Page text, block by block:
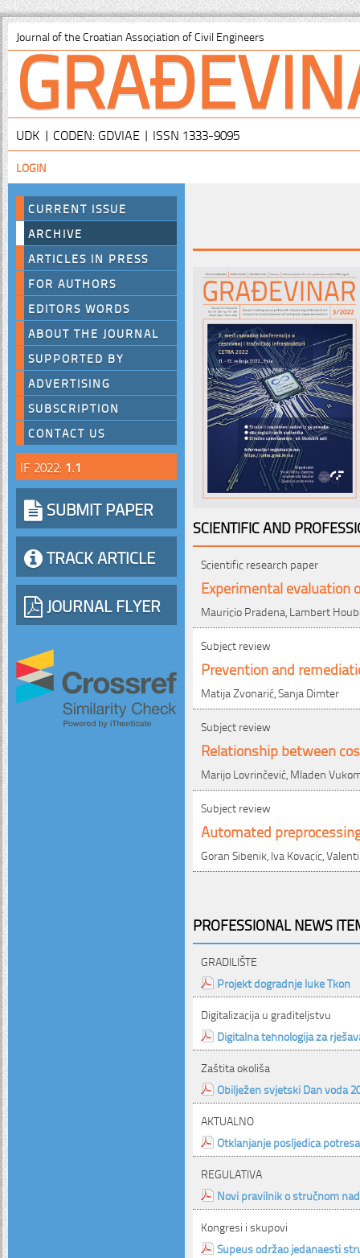
Journal of the Croatian Association of Civil Engineers
UDK | CODEN: GDVIAE | ISSN 1333-9095
LOGIN
CURRENT ISSUE
ARCHIVE
ARTICLES IN PRESS
FOR AUTHORS
EDITORS WORDS
ABOUT THE JOURNAL
SUPPORTED BY
ADVERTISING
SUBSCRIPTION
CONTACT US
IF 2022: 1.1
SUBMIT PAPER
TRACK ARTICLE
JOURNAL FLYER
SCIENTIFIC AND
Scientific research paper
Experimental evaluation
Mauricio Pradena, Lambert
Subject review
Prevention and
Matija Zvonarić, Sanja Dimter
Subject review
Relationship between
Marijo Lovrinčević, Mladen
Subject review
Automated
Goran Sibenik, Iva Kovacic,
PROFESSIONAL NEWS
GRADILIŠTE
Projekt dogradnje luke Tkon
Digitalizacija u graditeljstvu
Digitalna tehnologija za
Zaštita okoliša
Obilježen svjetski Dan voda
AKTUALNO
Otklanjanje posljedica potresa
REGULATIVA
Novi pravilnik o stručnom
Kongresi i skupovi
Supeus održao jedanaesti